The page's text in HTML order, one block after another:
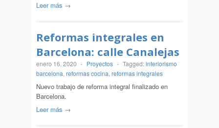
Leer más →
Reformas integrales en
Barcelona: calle Canalejas
enero 16, 2020 - Proyectos - Tagged:interiorismo
barcelona, reformas cocina, reformas integrales
Nuevo trabajo de reforma integral finalizado en
Barcelona.
Leer más →